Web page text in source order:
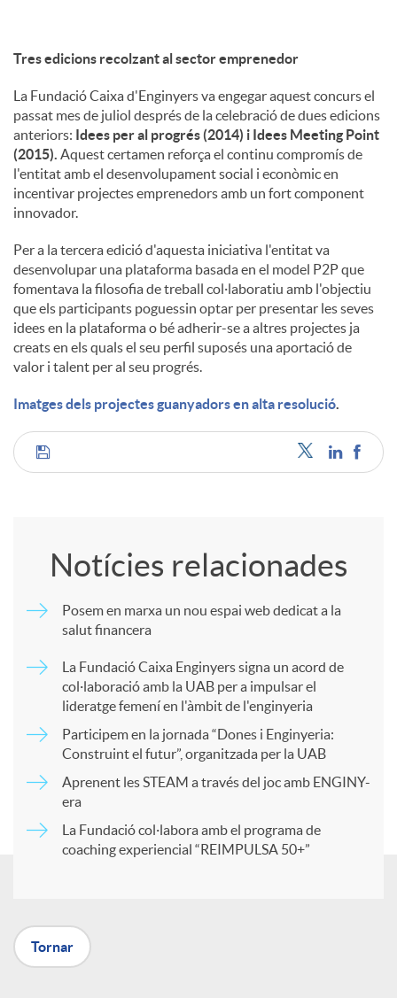
Tres edicions recolzant al sector emprenedor
La Fundació Caixa d'Enginyers va engegar aquest concurs el
passat mes de juliol després de la celebració de dues edicions
anteriors: Idees per al progrés (2014) i Idees Meeting Point
(2015). Aquest certamen reforça el continu compromís de
l'entitat amb el desenvolupament social i econòmic en
incentivar projectes emprenedors amb un fort component
innovador.
Per a la tercera edició d'aquesta iniciativa l'entitat va
desenvolupar una plataforma basada en el model P2P que
fomentava la filosofia de treball col·laboratiu amb l'objectiu
que els participants poguessin optar per presentar les seves
idees en la plataforma o bé adherir-se a altres projectes ja
creats en els quals el seu perfil suposés una aportació de
valor i talent per al seu progrés.
Imatges dels projectes guanyadors en alta resolució.
C
m
t
r
Notícies relacionades
Posem en marxa un nou espai web dedicat a la
salut financera
La Fundació Caixa Enginyers signa un acord de
col·laboració amb la UAB per a impulsar el
lideratge femení en l'àmbit de l'enginyeria
Participem en la jornada “Dones i Enginyeria:
Construint el futur”, organitzada per la UAB
Aprenent les STEAM a través del joc amb ENGINY-
era
La Fundació col·labora amb el programa de
coaching experiencial “REIMPULSA 50+”
Tornar